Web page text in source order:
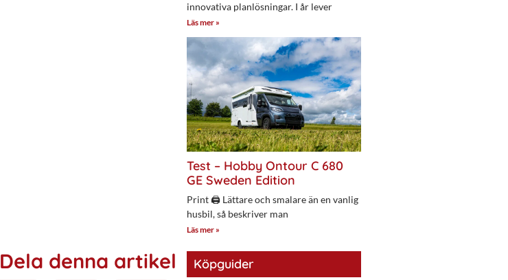
Dela denna artikel
innovativa planlösningar. I år lever
Läs mer »
Test – Hobby Ontour C 680
GE Sweden Edition
Print 🖨 Lättare och smalare än en vanlig
husbil, så beskriver man
Läs mer »
Köpguider